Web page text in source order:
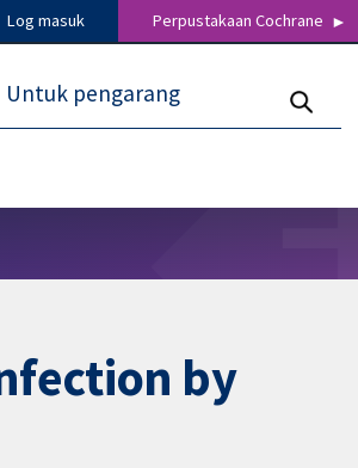
Log masuk Perpustakaan Cochrane
Untuk pengarang
by